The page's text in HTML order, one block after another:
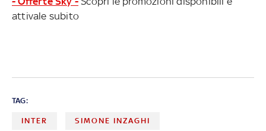
attivale subito
TAG:
INTER SIMONE INZAGHI